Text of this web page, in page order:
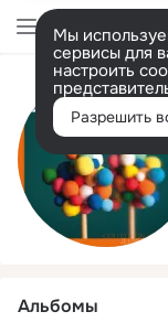
Мы
сервисы для
настроить
Разрешить
Альбомы